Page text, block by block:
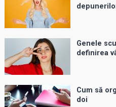
Genele
definirea
Cum să
doi